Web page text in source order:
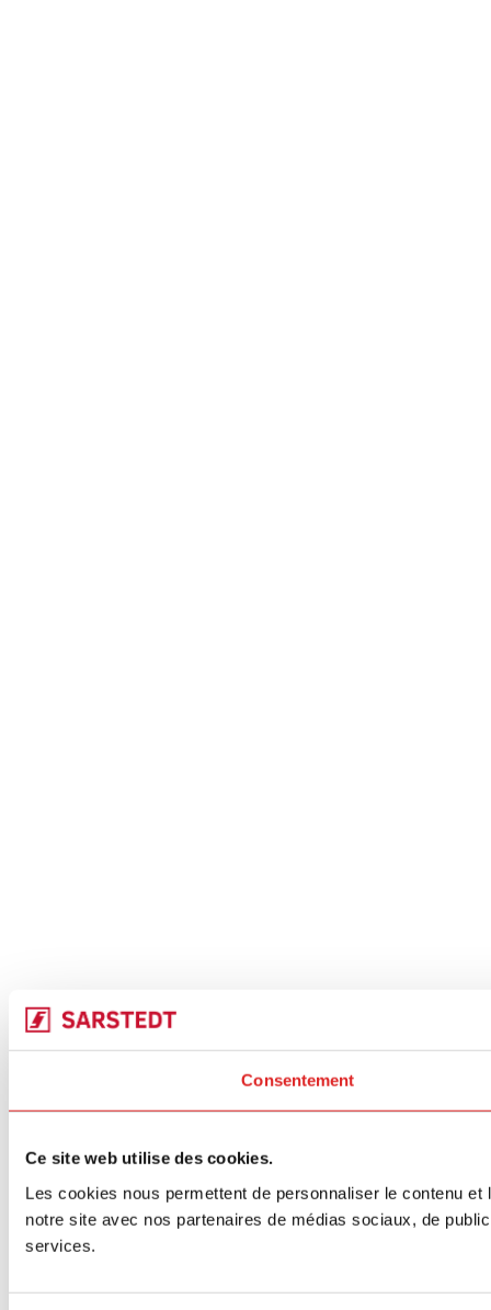
Consentement
Ce site web utilise des cookies.
Les cookies nous permettent de personnaliser le contenu
notre site avec nos partenaires de médias sociaux, de
services.